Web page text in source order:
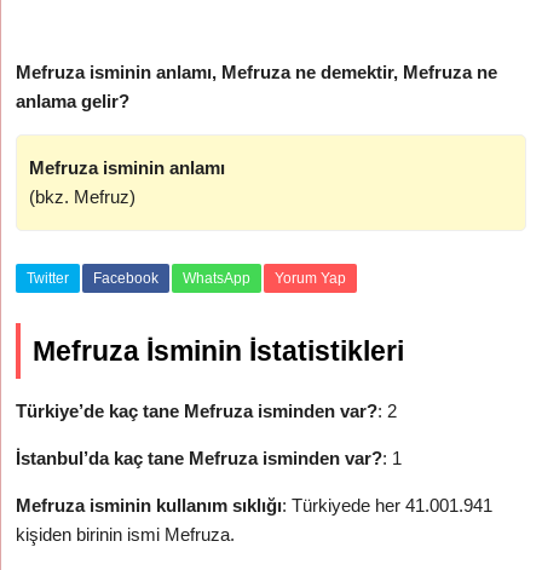
Mefruza isminin anlamı, Mefruza ne demektir, Mefruza ne
anlama gelir?
Mefruza isminin anlamı
(bkz. Mefruz)
Twitter Facebook WhatsApp Yorum Yap
Mefruza İsminin İstatistikleri
Türkiye’de kaç tane Mefruza isminden var?: 2
İstanbul’da kaç tane Mefruza isminden var?: 1
Mefruza isminin kullanım sıklığı: Türkiyede her 41.001.941
kişiden birinin ismi Mefruza.